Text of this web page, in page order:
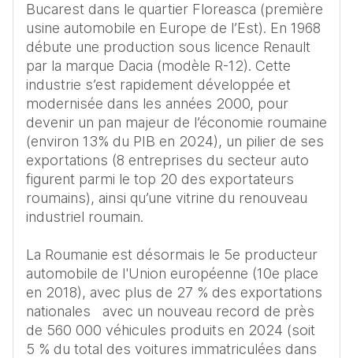
Bucarest dans le quartier Floreasca (première
usine automobile en Europe de l’Est). En 1968
débute une production sous licence Renault
par la marque Dacia (modèle R-12). Cette
industrie s’est rapidement développée et
modernisée dans les années 2000, pour
devenir un pan majeur de l’économie roumaine
(environ 13% du PIB en 2024), un pilier de ses
exportations (8 entreprises du secteur auto
figurent parmi le top 20 des exportateurs
roumains), ainsi qu’une vitrine du renouveau
industriel roumain.
La Roumanie est désormais le 5e producteur
automobile de l'Union européenne (10e place
en 2018), avec plus de 27 % des exportations
nationales   avec un nouveau record de près
de 560 000 véhicules produits en 2024 (soit
5 % du total des voitures immatriculées dans